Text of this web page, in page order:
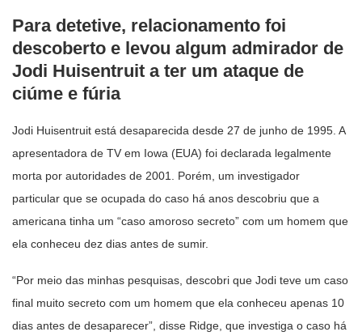
Para detetive, relacionamento foi
descoberto e levou algum admirador de
Jodi Huisentruit a ter um ataque de
ciúme e fúria
Jodi Huisentruit está desaparecida desde 27 de junho de 1995. A
apresentadora de TV em Iowa (EUA) foi declarada legalmente
morta por autoridades de 2001. Porém, um investigador
particular que se ocupada do caso há anos descobriu que a
americana tinha um “caso amoroso secreto” com um homem que
ela conheceu dez dias antes de sumir.
“Por meio das minhas pesquisas, descobri que Jodi teve um caso
final muito secreto com um homem que ela conheceu apenas 10
dias antes de desaparecer”, disse Ridge, que investiga o caso há